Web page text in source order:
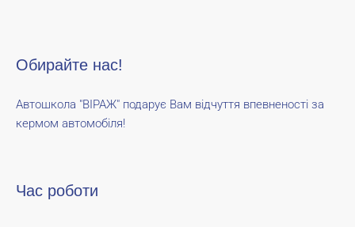
Обирайте нас!
Автошкола "ВІРАЖ" подарує Вам відчуття впевненості за
кермом автомобіля!
Час роботи